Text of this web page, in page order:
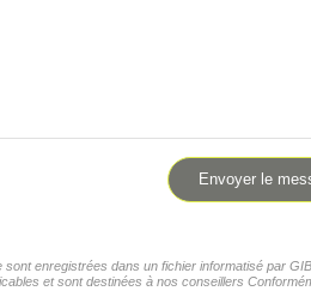
Envoyer le
enregistrées dans un fichier informatisé par
et sont destinées à nos conseillers